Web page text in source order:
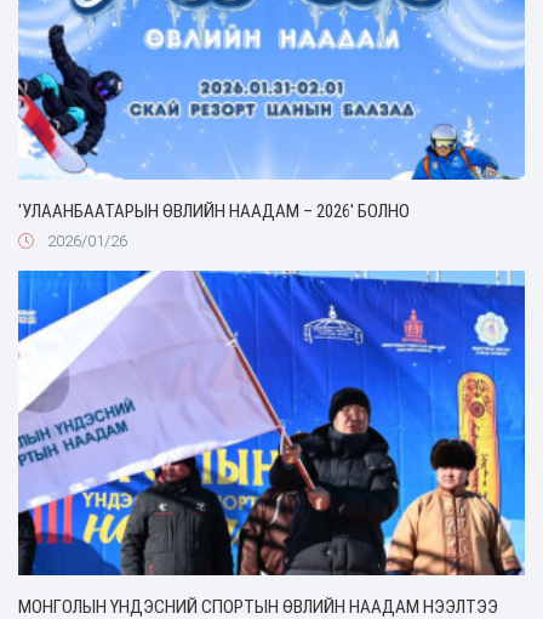
'УЛААНБААТАРЫН ӨВЛИЙН НААДАМ – 2026' БОЛНО
2026/01/26
МОНГОЛЫН ҮНДЭСНИЙ СПОРТЫН ӨВЛИЙН НААДАМ НЭЭЛТЭЭ